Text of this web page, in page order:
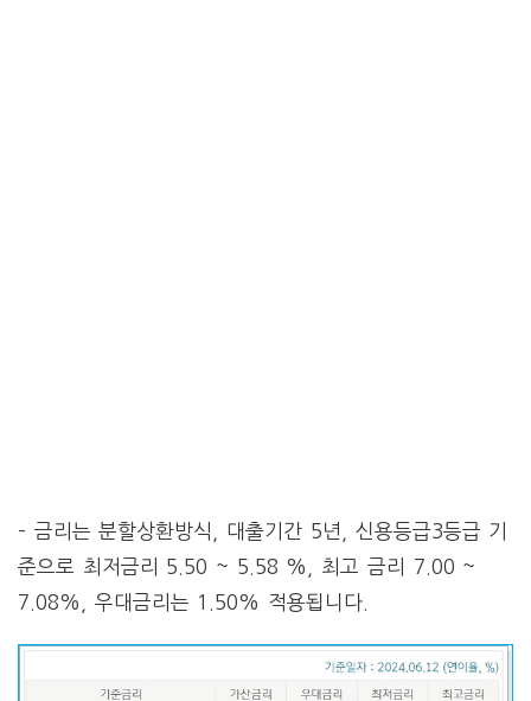
– 금리는 분할상환방식, 대출기간 5년, 신용등급3등급 기
준으로 최저금리 5.50 ~ 5.58 %, 최고 금리 7.00 ~
7.08%, 우대금리는 1.50% 적용됩니다.